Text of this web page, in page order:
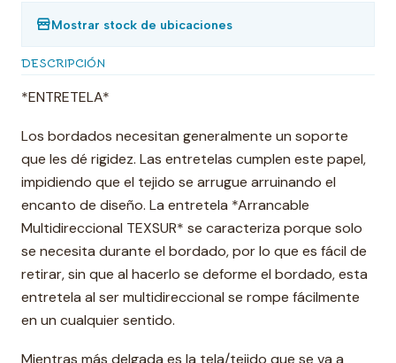
Mostrar stock de ubicaciones
DESCRIPCIÓN
*ENTRETELA*
Los bordados necesitan generalmente un soporte
que les dé rigidez. Las entretelas cumplen este papel,
impidiendo que el tejido se arrugue arruinando el
encanto de diseño. La entretela *Arrancable
Multidireccional TEXSUR* se caracteriza porque solo
se necesita durante el bordado, por lo que es fácil de
retirar, sin que al hacerlo se deforme el bordado, esta
entretela al ser multidireccional se rompe fácilmente
en un cualquier sentido.
Mientras más delgada es la tela/tejido que se va a